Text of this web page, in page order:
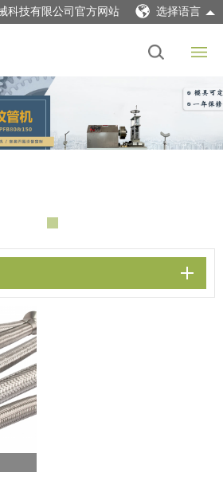
科技有限公司官方网站 选择语言